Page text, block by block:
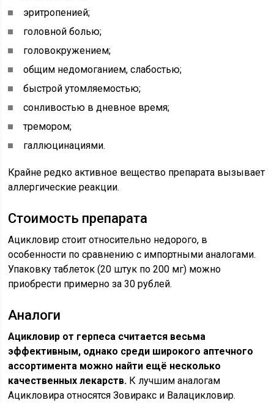
эритропенией;
головной болью;
головокружением;
общим недомоганием, слабостью;
быстрой утомляемостью;
сонливостью в дневное время;
тремором;
галлюцинациями.
Крайне редко активное вещество препарата вызывает
аллергические реакции.
Стоимость препарата
Ацикловир стоит относительно недорого, в
особенности по сравнению с импортными аналогами.
Упаковку таблеток (20 штук по 200 мг) можно
приобрести примерно за 30 рублей.
Аналоги
Ацикловир от герпеса считается весьма
эффективным, однако среди широкого аптечного
ассортимента можно найти ещё несколько
качественных лекарств. К лучшим аналогам
Ацикловира относятся Зовиракс и Валацикловир.